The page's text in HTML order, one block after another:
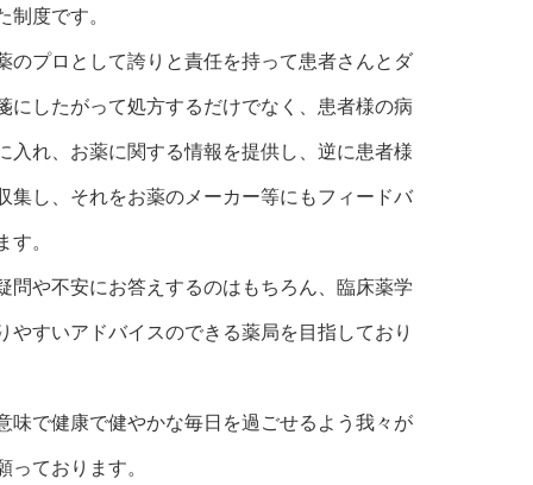
度です。
のプロとして誇りと責任を持って患者さんとダ
にしたがって処方するだけでなく、患者様の病
入れ、お薬に関する情報を提供し、逆に患者様
集し、それをお薬のメーカー等にもフィードバ
。
問や不安にお答えするのはもちろん、臨床薬学
やすいアドバイスのできる薬局を目指しており
味で健康で健やかな毎日を過ごせるよう我々が
ております。